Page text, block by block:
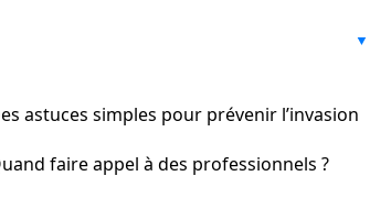
astuces simples pour prévenir l’invasion
faire appel à des professionnels ?